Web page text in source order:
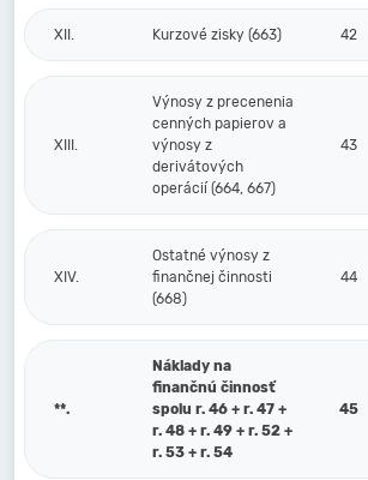
XII. Kurzové zisky (663) 42
XIII.
Výnosy z precenenia
cenných papierov a
výnosy z
derivátových
operácií (664, 667)
43
XIV.
Ostatné výnosy z
finančnej činnosti
(668)
44
**.
Náklady na
finančnú činnosť
spolu r. 46 + r. 47 +
r. 48 + r. 49 + r. 52 +
r. 53 + r. 54
45